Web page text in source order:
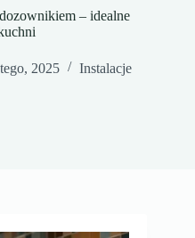
– idealne
2025 Instalacje